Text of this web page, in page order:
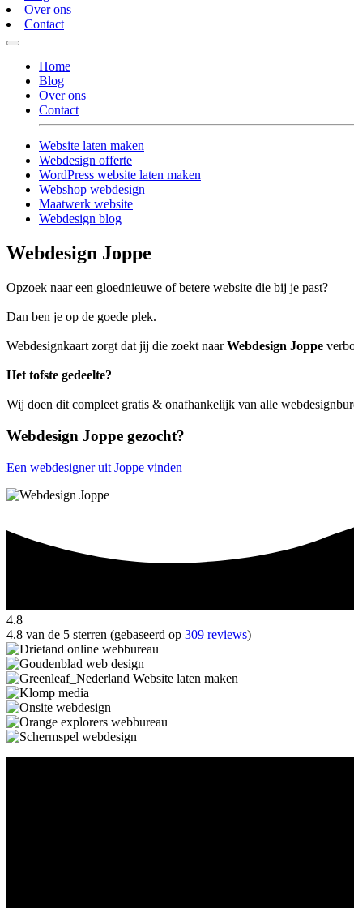
Over ons
Contact
Home
Blog
Over ons
Contact
Website laten maken
Webdesign offerte
WordPress website laten maken
Webshop webdesign
Maatwerk website
Webdesign blog
Webdesign Joppe
Opzoek naar een gloednieuwe of betere website die bij je past?
Dan ben je op de goede plek.
Webdesignkaart zorgt dat jij die zoekt naarWebdesign Joppe
Het tofste gedeelte?
Wij doen dit compleet gratis & onafhankelijk van alle
Webdesign Joppe gezocht?
Een webdesigner uit Joppe vinden
4.8
4.8 van de 5 sterren (gebaseerd op 309 reviews)